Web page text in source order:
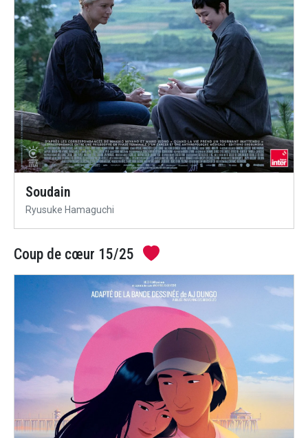
Soudain
Ryusuke Hamaguchi
Coup de cœur 15/25